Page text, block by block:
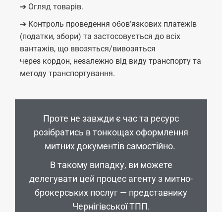
➔ Огляд товарів.
➔ Контроль проведення обов’язкових платежів
(податки, збори) та застосовується до всіх
вантажів, що ввозяться/вивозяться
через кордон, незалежно від виду транспорту та
методу транспортування.
Проте не завжди є час та ресурс
розібратись в тонкощах оформлення
митних документів самостійно.
В такому випадку, ви можете
делегувати цей процес агенту з митно-
брокерських послуг — представнику
Чернігівської ТПП.